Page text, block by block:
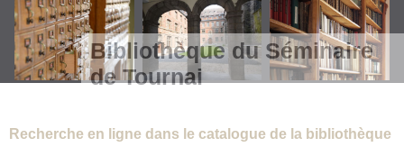
Bibliothèque du Séminaire
de Tournai
Recherche en ligne dans le catalogue de la bibliothèque